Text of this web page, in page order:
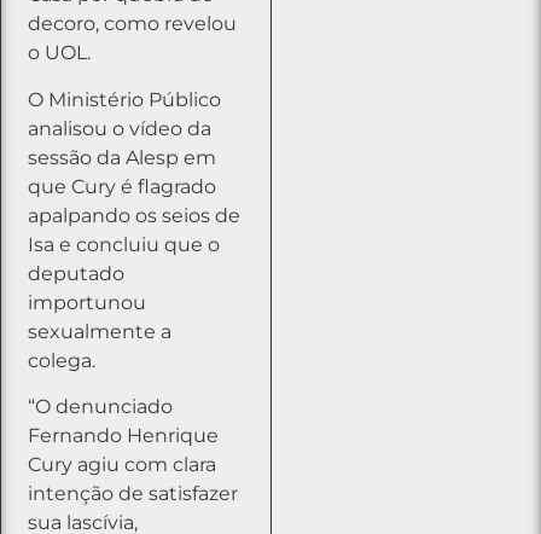
decoro, como revelou
o UOL.
O Ministério Público
analisou o vídeo da
sessão da Alesp em
que Cury é flagrado
apalpando os seios de
Isa e concluiu que o
deputado
importunou
sexualmente a
colega.
“O denunciado
Fernando Henrique
Cury agiu com clara
intenção de satisfazer
sua lascívia,